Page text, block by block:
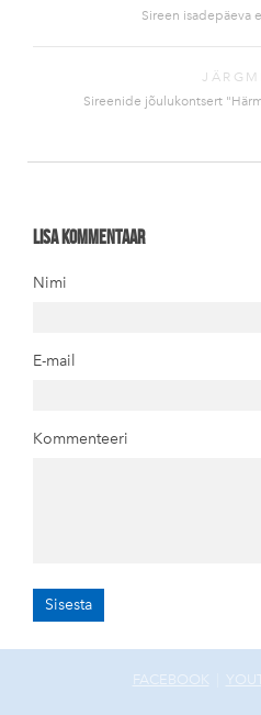
Sireen isadepäeva
Sireenide
Lisa kommentaar
Nimi
E-mail
Kommenteeri
FACEBOOK